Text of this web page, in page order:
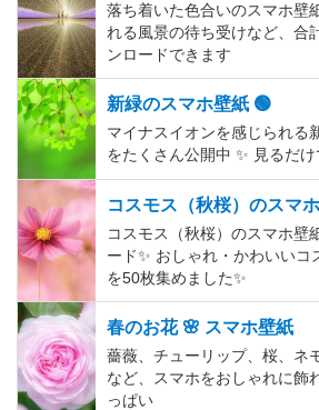
落ち着いた色合いのスマホ壁
れる風景の待ち受けなど、合
ンロードできます
新緑のスマホ壁紙 🟢
マイナスイオンを感じられる
をたくさん公開中 ✨ 見るだ
コスモス（秋桜）のスマ
コスモス（秋桜）のスマホ壁
ード✨️ おしゃれ・かわいいコ
を50枚集めました✨️
春のお花 🌸 スマホ壁紙
薔薇、チューリップ、桜、ネ
など、スマホをおしゃれに飾
っぱい